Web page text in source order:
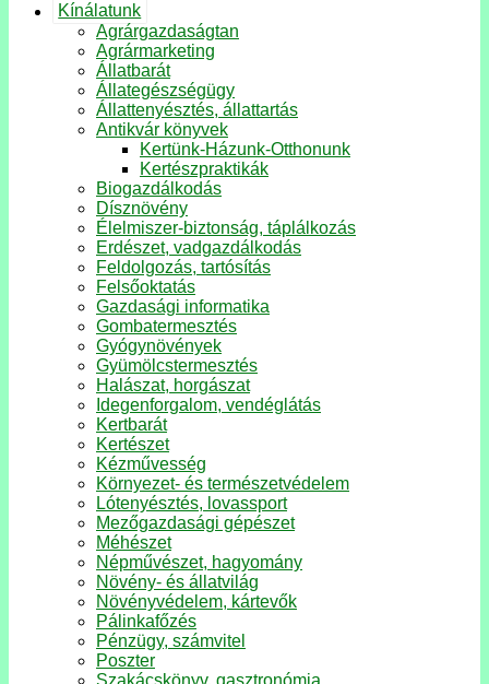
Kínálatunk
Agrárgazdaságtan
Agrármarketing
Állatbarát
Állategészségügy
Állattenyésztés, állattartás
Antikvár könyvek
Kertünk-Házunk-Otthonunk
Kertészpraktikák
Biogazdálkodás
Dísznövény
Élelmiszer-biztonság, táplálkozás
Erdészet, vadgazdálkodás
Feldolgozás, tartósítás
Felsőoktatás
Gazdasági informatika
Gombatermesztés
Gyógynövények
Gyümölcstermesztés
Halászat, horgászat
Idegenforgalom, vendéglátás
Kertbarát
Kertészet
Kézművesség
Környezet- és természetvédelem
Lótenyésztés, lovassport
Mezőgazdasági gépészet
Méhészet
Népművészet, hagyomány
Növény- és állatvilág
Növényvédelem, kártevők
Pálinkafőzés
Pénzügy, számvitel
Poszter
Szakácskönyv, gasztronómia